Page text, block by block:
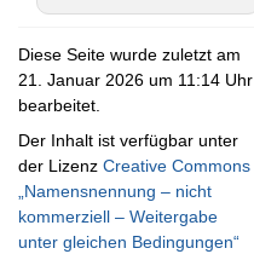
Diese Seite wurde zuletzt am
21. Januar 2026 um 11:14 Uhr
bearbeitet.
Der Inhalt ist verfügbar unter
der Lizenz Creative Commons
„Namensnennung – nicht
kommerziell – Weitergabe
unter gleichen Bedingungen“